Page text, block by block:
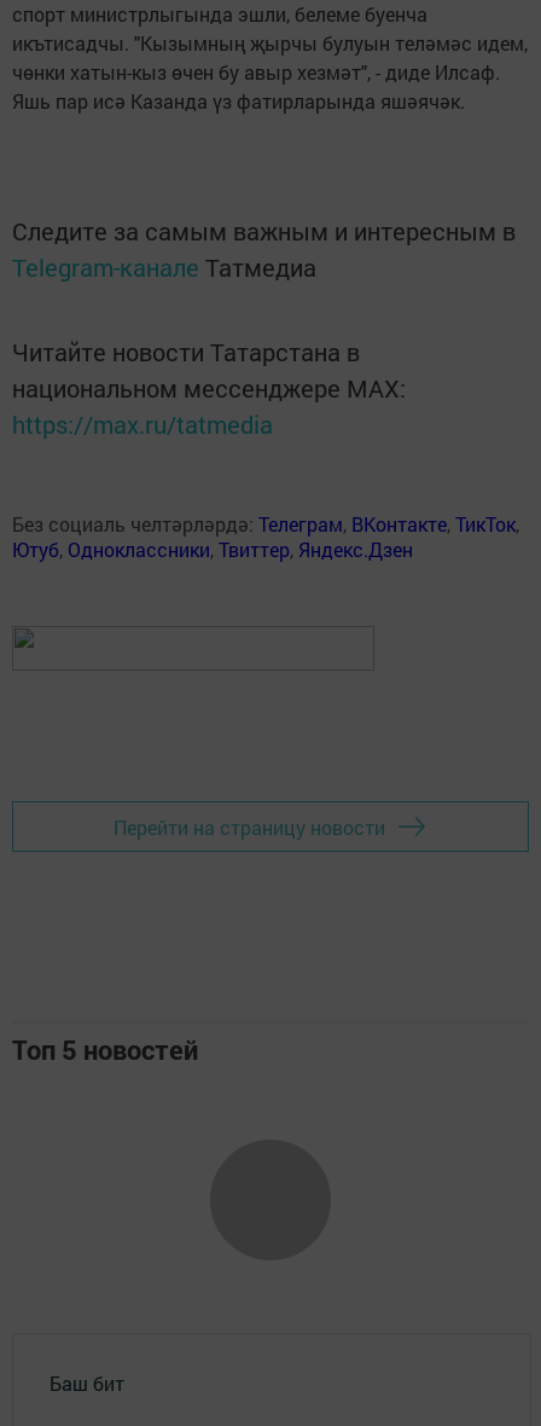
спорт министрлыгында эшли, белеме буенча
икътисадчы. "Кызымның җырчы булуын теләмәс идем,
чөнки хатын-кыз өчен бу авыр хезмәт", - диде Илсаф.
Яшь пар исә Казанда үз фатирларында яшәячәк.
Следите за самым важным и интересным в
Telegram-канале Татмедиа
Читайте новости Татарстана в
национальном мессенджере MАХ:
https://max.ru/tatmedia
Без социаль челтәрләрдә: Телеграм, ВКонтакте,ТикТок,
Ютуб, Одноклассники,Твиттер, Яндекс.Дзен
Перейти на страницу новости
Топ 5 новостей
Баш бит